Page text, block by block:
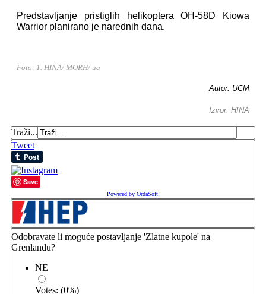
Predstavljanje pristiglih helikoptera OH-58D Kiowa
Warrior planirano je narednih dana.
Foto: 1. HINA/ MORH/ ua
Autor: UCM
Izvor: HINA
Traži...
Tweet
Save
Powered by OrdaSoft!
Odobravate li moguće postavljanje 'Zlatne kupole' na
Grenlandu?
NE
Votes: (0%)